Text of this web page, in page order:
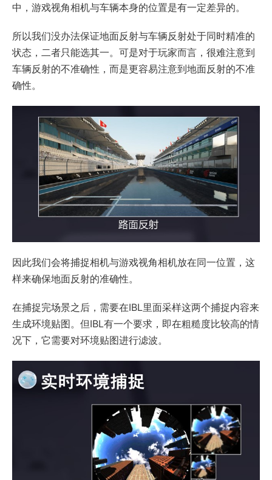
中，游戏视角相机与车辆本身的位置是有一定差异的。
所以我们没办法保证地面反射与车辆反射处于同时精准的
状态，二者只能选其一。可是对于玩家而言，很难注意到
车辆反射的不准确性，而是更容易注意到地面反射的不准
确性。
因此我们会将捕捉相机与游戏视角相机放在同一位置，这
样来确保地面反射的准确性。
在捕捉完场景之后，需要在IBL里面采样这两个捕捉内容来
生成环境贴图。但IBL有一个要求，即在粗糙度比较高的情
况下，它需要对环境贴图进行滤波。